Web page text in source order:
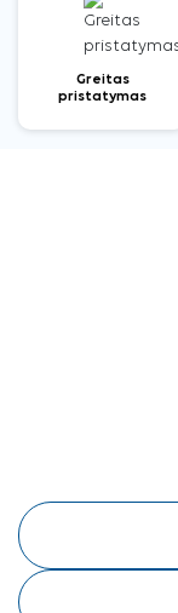
Greitas
pristatymas